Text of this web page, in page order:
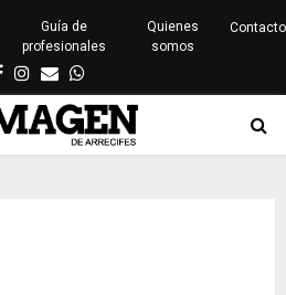
Guía de
profesionales
Quienes
somos
Contacto
Facebook
Instagram
EmailWhatsapp